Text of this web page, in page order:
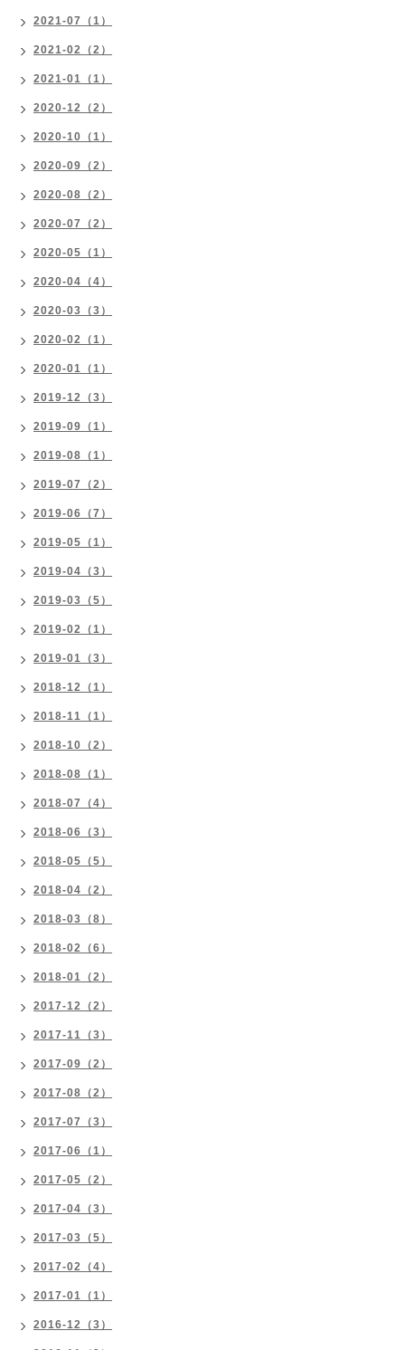
2021-07（1）
2021-02（2）
2021-01（1）
2020-12（2）
2020-10（1）
2020-09（2）
2020-08（2）
2020-07（2）
2020-05（1）
2020-04（4）
2020-03（3）
2020-02（1）
2020-01（1）
2019-12（3）
2019-09（1）
2019-08（1）
2019-07（2）
2019-06（7）
2019-05（1）
2019-04（3）
2019-03（5）
2019-02（1）
2019-01（3）
2018-12（1）
2018-11（1）
2018-10（2）
2018-08（1）
2018-07（4）
2018-06（3）
2018-05（5）
2018-04（2）
2018-03（8）
2018-02（6）
2018-01（2）
2017-12（2）
2017-11（3）
2017-09（2）
2017-08（2）
2017-07（3）
2017-06（1）
2017-05（2）
2017-04（3）
2017-03（5）
2017-02（4）
2017-01（1）
2016-12（3）